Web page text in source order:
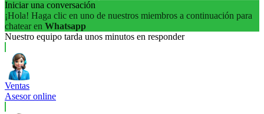
Iniciar una conversación
¡Hola! Haga clic en uno de nuestros miembros a continuación para
chatear en Whatsapp
Nuestro equipo tarda unos minutos en responder
Ventas
Asesor online